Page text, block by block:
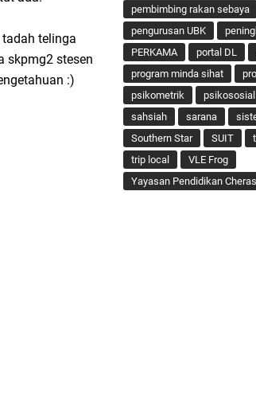
telinga
skpmg2 stesen
:)
pembimbing rakan sebaya
pengurusan UBK
PERKAMA
portal DL
program minda sihat
psikometrik
psikososial
sahsiah
sarana
Southern Star
SUIT
trip local
VLE Frog
Yayasan Pendidikan Cheras